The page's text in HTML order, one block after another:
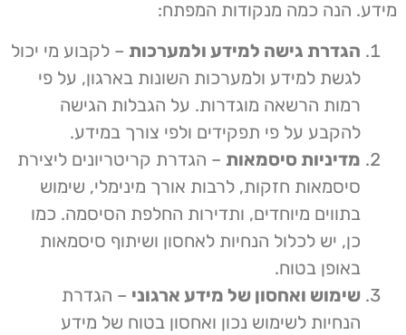
מידע. הנה כמה מנקודות המפתח:
הגדרת גישה למידע ולמערכות – לקבוע מי יכול
לגשת למידע ולמערכות השונות בארגון, על פי
רמות הרשאה מוגדרות. על הגבלות הגישה
להקבע על פי תפקידים ולפי צורך במידע.
מדיניות סיסמאות – הגדרת קריטריונים ליצירת
סיסמאות חזקות, לרבות אורך מינימלי, שימוש
בתווים מיוחדים, ותדירות החלפת הסיסמה. כמו
כן, יש לכלול הנחיות לאחסון ושיתוף סיסמאות
באופן בטוח.
שימוש ואחסון של מידע ארגוני – הגדרת
הנחיות לשימוש נכון ואחסון בטוח של מידע